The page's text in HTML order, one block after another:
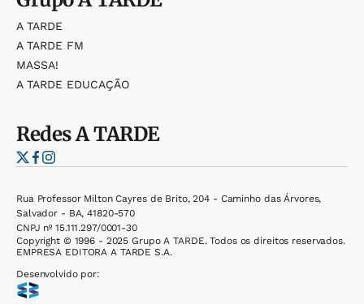
A TARDE
A TARDE FM
MASSA!
A TARDE EDUCAÇÃO
RedesA TARDE
Rua Professor Milton Cayres de Brito, 204 - Caminho das Árvores,
Salvador - BA, 41820-570
CNPJ nº 15.111.297/0001-30
Copyright © 1996 - 2025 Grupo A TARDE. Todos os direitos reservados.
EMPRESA EDITORA A TARDE S.A.
Desenvolvido por: